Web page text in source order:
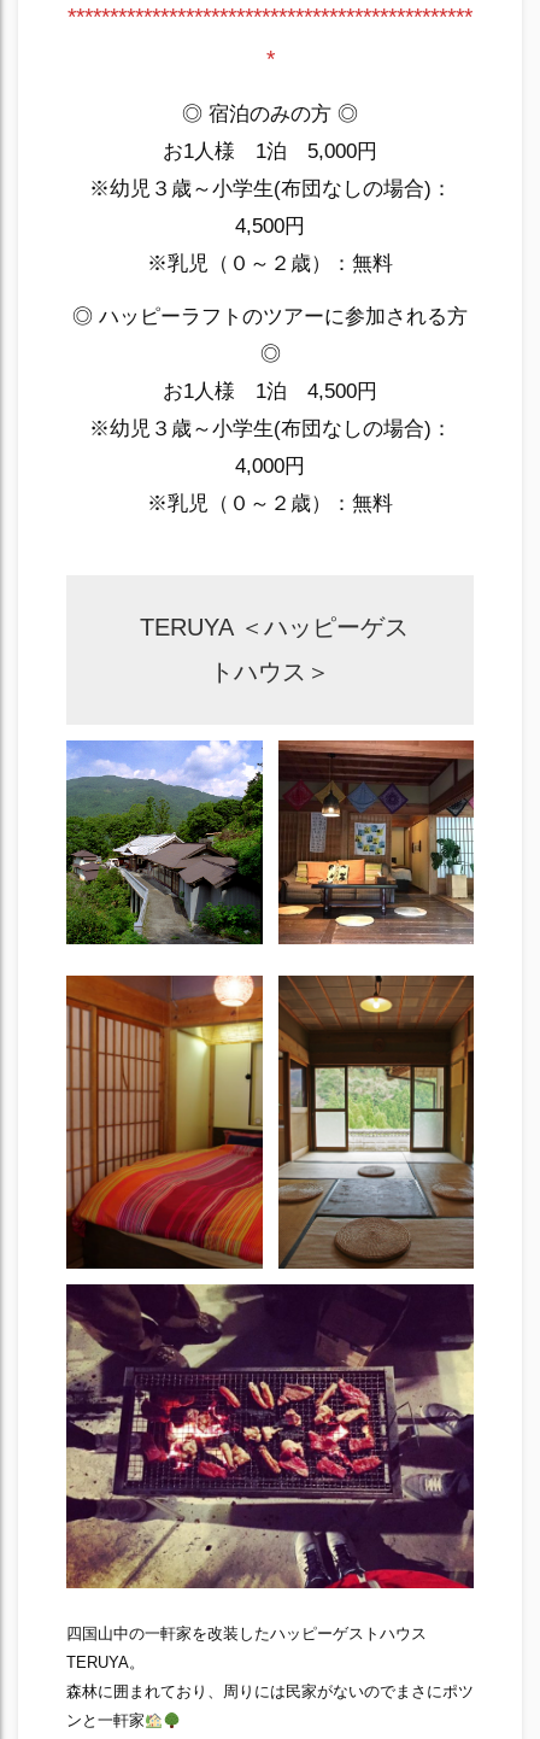
************************************************
*
◎ 宿泊のみの方 ◎
お1人様 1泊 5,000円
※幼児３歳～小学生(布団なしの場合)：
4,500円
※乳児（０～２歳）：無料
◎ ハッピーラフトのツアーに参加される方
◎
お1人様 1泊 4,500円
※幼児３歳～小学生(布団なしの場合)：
4,000円
※乳児（０～２歳）：無料
TERUYA ＜ハッピーゲス
トハウス＞
四国山中の一軒家を改装したハッピーゲストハウス
TERUYA。
森林に囲まれており、周りには民家がないのでまさにポツ
ンと一軒家